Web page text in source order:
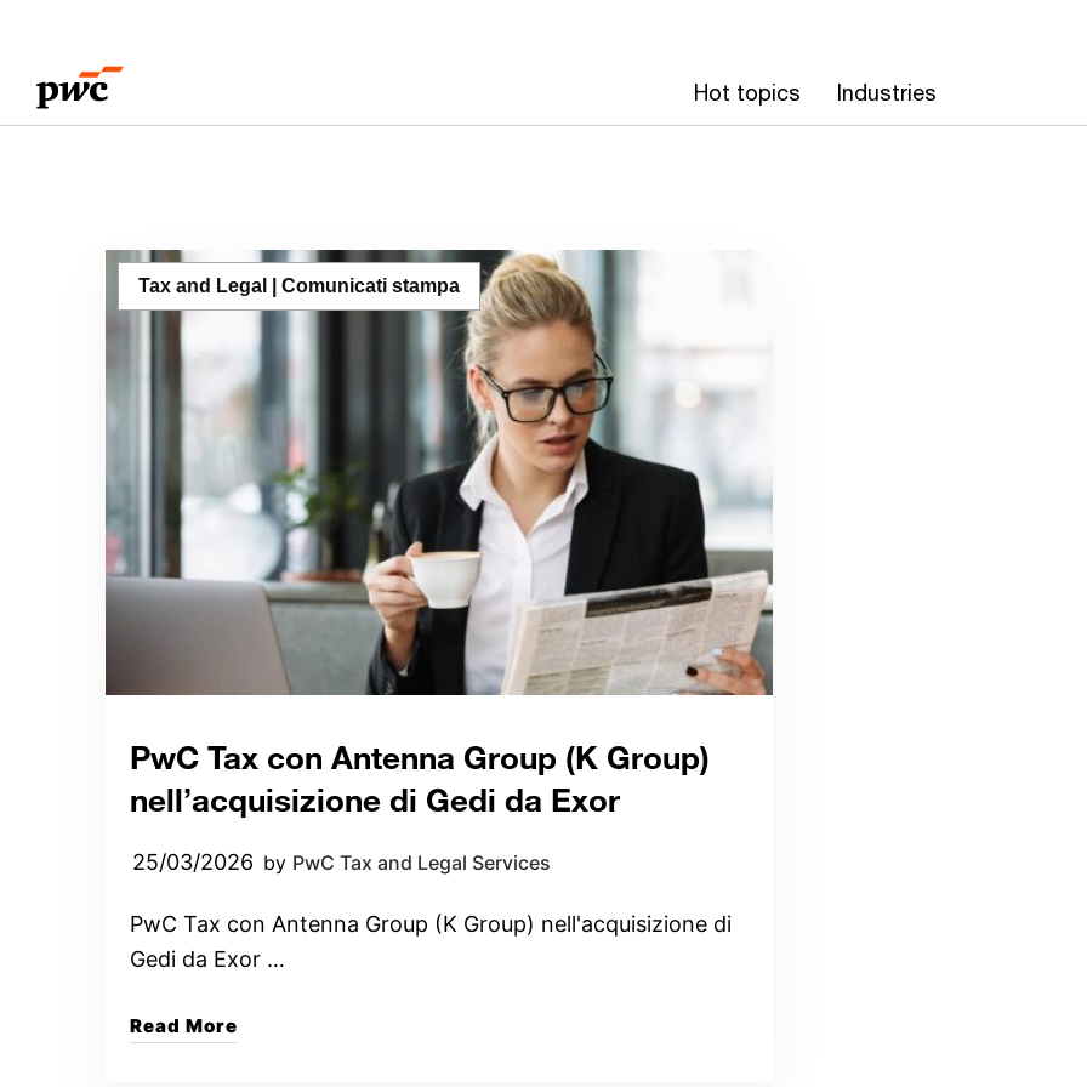
Hot topics Industries
Tax and Legal | Comunicati stampa
PwC Tax con Antenna Group (K Group)
nell’acquisizione di Gedi da Exor
25/03/2026 by PwC Tax and Legal Services
PwC Tax con Antenna Group (K Group) nell'acquisizione di
Gedi da Exor …
Read More